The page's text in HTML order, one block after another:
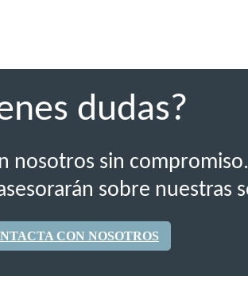
dudas?
nosotros sin compromiso.
sobre nuestras
CON NOSOTROS